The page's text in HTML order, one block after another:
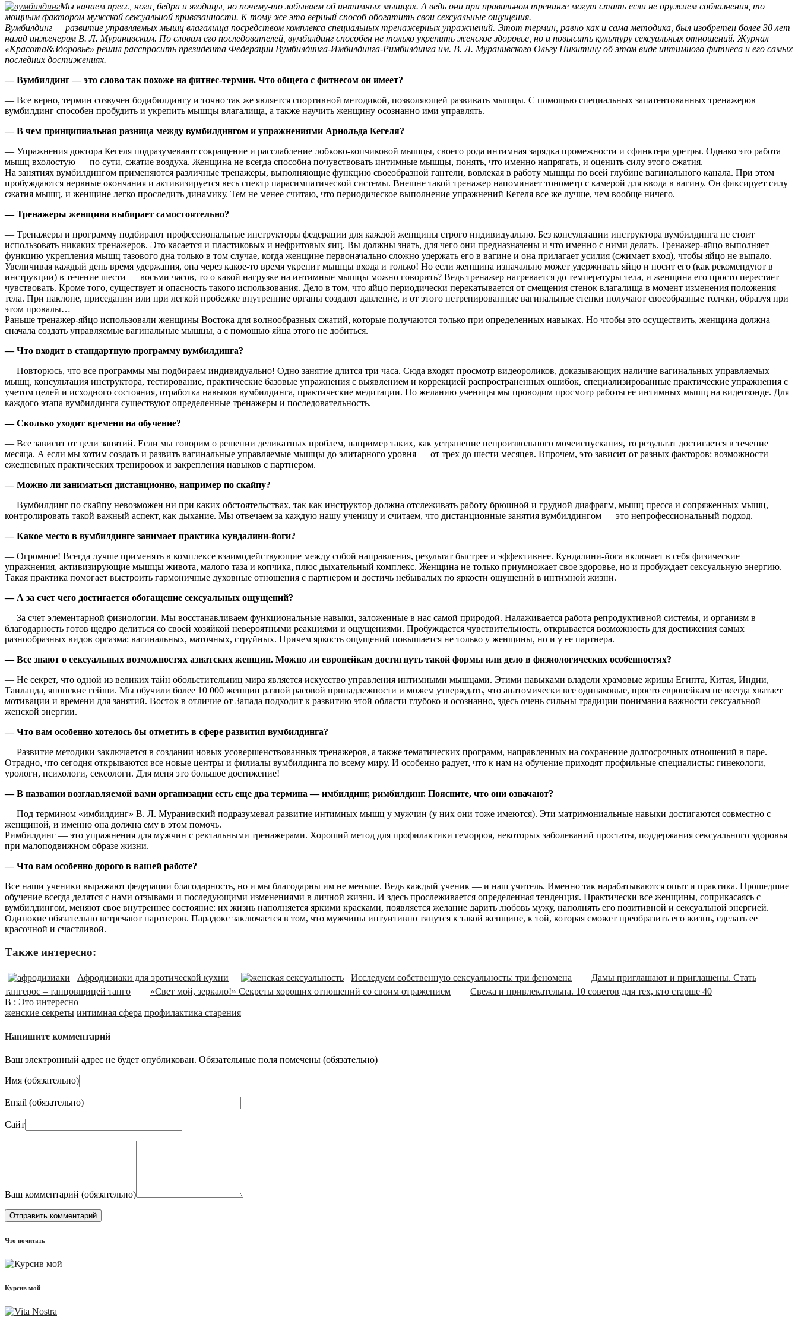
Мы качаем пресс, ноги, бедра и ягодицы, но почему-то забываем об интимных мышцах. А ведь они при правильном тренинге могут стать если не оружием соблазнения, то
мощным фактором мужской сексуальной привязанности. К тому же это верный способ обогатить свои сексуальные ощущения.
Вумбилдинг — развитие управляемых мышц влагалища посредством комплекса специальных тренажерных упражнений. Этот термин, равно как и сама методика, был изобретен более 30 лет
назад инженером В. Л. Муранивским. По словам его последователей, вумбилдинг способен не только укрепить женское здоровье, но и повысить культуру сексуальных отношений. Журнал
«Красота&Здоровье» решил расспросить президента Федерации Вумбилдинга-Имбилдинга-Римбилдинга им. В. Л. Муранивского Ольгу Никитину об этом виде интимного фитнеса и его самых
последних достижениях.
— Вумбилдинг — это слово так похоже на фитнес-термин. Что общего с фитнесом он имеет?
— Все верно, термин созвучен бодибилдингу и точно так же является спортивной методикой, позволяющей развивать мышцы. С помощью специальных запатентованных тренажеров
вумбилдинг способен пробудить и укрепить мышцы влагалища, а также научить женщину осознанно ими управлять.
— В чем принципиальная разница между вумбилдингом и упражнениями Арнольда Кегеля?
— Упражнения доктора Кегеля подразумевают сокращение и расслабление лобково-копчиковой мышцы, своего рода интимная зарядка промежности и сфинктера уретры. Однако это работа
мышц вхолостую — по сути, сжатие воздуха. Женщина не всегда способна почувствовать интимные мышцы, понять, что именно напрягать, и оценить силу этого сжатия.
На занятиях вумбилдингом применяются различные тренажеры, выполняющие функцию своеобразной гантели, вовлекая в работу мышцы по всей глубине вагинального канала. При этом
пробуждаются нервные окончания и активизируется весь спектр парасимпатической системы. Внешне такой тренажер напоминает тонометр с камерой для ввода в вагину. Он фиксирует силу
сжатия мышц, и женщине легко проследить динамику. Тем не менее считаю, что периодическое выполнение упражнений Кегеля все же лучше, чем вообще ничего.
— Тренажеры женщина выбирает самостоятельно?
— Тренажеры и программу подбирают профессиональные инструкторы федерации для каждой женщины строго индивидуально. Без консультации инструктора вумбилдинга не стоит
использовать никаких тренажеров. Это касается и пластиковых и нефритовых яиц. Вы должны знать, для чего они предназначены и что именно с ними делать. Тренажер-яйцо выполняет
функцию укрепления мышц тазового дна только в том случае, когда женщине первоначально сложно удержать его в вагине и она прилагает усилия (сжимает вход), чтобы яйцо не выпало.
Увеличивая каждый день время удержания, она через какое-то время укрепит мышцы входа и только! Но если женщина изначально может удерживать яйцо и носит его (как рекомендуют в
инструкции) в течение шести — восьми часов, то о какой нагрузке на интимные мышцы можно говорить? Ведь тренажер нагревается до температуры тела, и женщина его просто перестает
чувствовать. Кроме того, существует и опасность такого использования. Дело в том, что яйцо периодически перекатывается от смещения стенок влагалища в момент изменения положения
тела. При наклоне, приседании или при легкой пробежке внутренние органы создают давление, и от этого нетренированные вагинальные стенки получают своеобразные толчки, образуя при
этом провалы…
Раньше тренажер-яйцо использовали женщины Востока для волнообразных сжатий, которые получаются только при определенных навыках. Но чтобы это осуществить, женщина должна
сначала создать управляемые вагинальные мышцы, а с помощью яйца этого не добиться.
— Что входит в стандартную программу вумбилдинга?
— Повторюсь, что все программы мы подбираем индивидуально! Одно занятие длится три часа. Сюда входят просмотр видеороликов, доказывающих наличие вагинальных управляемых
мышц, консультация инструктора, тестирование, практические базовые упражнения с выявлением и коррекцией распространенных ошибок, специализированные практические упражнения с
учетом целей и исходного состояния, отработка навыков вумбилдинга, практические медитации. По желанию ученицы мы проводим просмотр работы ее интимных мышц на видеозонде. Для
каждого этапа вумбилдинга существуют определенные тренажеры и последовательность.
— Сколько уходит времени на обучение?
— Все зависит от цели занятий. Если мы говорим о решении деликатных проблем, например таких, как устранение непроизвольного мочеиспускания, то результат достигается в течение
месяца. А если мы хотим создать и развить вагинальные управляемые мышцы до элитарного уровня — от трех до шести месяцев. Впрочем, это зависит от разных факторов: возможности
ежедневных практических тренировок и закрепления навыков с партнером.
— Можно ли заниматься дистанционно, например по скайпу?
— Вумбилдинг по скайпу невозможен ни при каких обстоятельствах, так как инструктор должна отслеживать работу брюшной и грудной диафрагм, мышц пресса и сопряженных мышц,
контролировать такой важный аспект, как дыхание. Мы отвечаем за каждую нашу ученицу и считаем, что дистанционные занятия вумбилдингом — это непрофессиональный подход.
— Какое место в вумбилдинге занимает практика кундалини-йоги?
— Огромное! Всегда лучше применять в комплексе взаимодействующие между собой направления, результат быстрее и эффективнее. Кундалини-йога включает в себя физические
упражнения, активизирующие мышцы живота, малого таза и копчика, плюс дыхательный комплекс. Женщина не только приумножает свое здоровье, но и пробуждает сексуальную энергию.
Такая практика помогает выстроить гармоничные духовные отношения с партнером и достичь небывалых по яркости ощущений в интимной жизни.
— А за счет чего достигается обогащение сексуальных ощущений?
— За счет элементарной физиологии. Мы восстанавливаем функциональные навыки, заложенные в нас самой природой. Налаживается работа репродуктивной системы, и организм в
благодарность готов щедро делиться со своей хозяйкой невероятными реакциями и ощущениями. Пробуждается чувствительность, открывается возможность для достижения самых
разнообразных видов оргазма: вагинальных, маточных, струйных. Причем яркость ощущений повышается не только у женщины, но и у ее партнера.
— Все знают о сексуальных возможностях азиатских женщин. Можно ли европейкам достигнуть такой формы или дело в физиологических особенностях?
— Не секрет, что одной из великих тайн обольстительниц мира является искусство управления интимными мышцами. Этими навыками владели храмовые жрицы Египта, Китая, Индии,
Таиланда, японские гейши. Мы обучили более 10 000 женщин разной расовой принадлежности и можем утверждать, что анатомически все одинаковые, просто европейкам не всегда хватает
мотивации и времени для занятий. Восток в отличие от Запада подходит к развитию этой области глубоко и осознанно, здесь очень сильны традиции понимания важности сексуальной
женской энергии.
— Что вам особенно хотелось бы отметить в сфере развития вумбилдинга?
— Развитие методики заключается в создании новых усовершенствованных тренажеров, а также тематических программ, направленных на сохранение долгосрочных отношений в паре.
Отрадно, что сегодня открываются все новые центры и филиалы вумбилдинга по всему миру. И особенно радует, что к нам на обучение приходят профильные специалисты: гинекологи,
урологи, психологи, сексологи. Для меня это большое достижение!
— В названии возглавляемой вами организации есть еще два термина — имбилдинг, римбилдинг. Поясните, что они означают?
— Под термином «имбилдинг» В. Л. Муранивский подразумевал развитие интимных мышц у мужчин (у них они тоже имеются). Эти матримониальные навыки достигаются совместно с
женщиной, и именно она должна ему в этом помочь.
Римбилдинг — это упражнения для мужчин с ректальными тренажерами. Хороший метод для профилактики геморроя, некоторых заболеваний простаты, поддержания сексуального здоровья
при малоподвижном образе жизни.
— Что вам особенно дорого в вашей работе?
Все наши ученики выражают федерации благодарность, но и мы благодарны им не меньше. Ведь каждый ученик — и наш учитель. Именно так нарабатываются опыт и практика. Прошедшие
обучение всегда делятся с нами отзывами и последующими изменениями в личной жизни. И здесь прослеживается определенная тенденция. Практически все женщины, соприкасаясь с
вумбилдингом, меняют свое внутреннее состояние: их жизнь наполняется яркими красками, появляется желание дарить любовь мужу, наполнять его позитивной и сексуальной энергией.
Одинокие обязательно встречают партнеров. Парадокс заключается в том, что мужчины интуитивно тянутся к такой женщине, к той, которая сможет преобразить его жизнь, сделать ее
красочной и счастливой.
Также интересно:
Афродизиаки для эротической кухни Исследуем собственную сексуальность: три феномена
Дамы приглашают и приглашены. Стать
тангерос – танцовщицей танго
«Свет мой, зеркало!» Секреты хороших отношений со своим отражением
Свежа и привлекательна. 10 советов для тех, кто старше 40
В : Это интересно
женские секреты интимная сфера профилактика старения
Напишите комментарий
Ваш электронный адрес не будет опубликован. Обязательные поля помечены (обязательно)
Имя (обязательно)
Email (обязательно)
Сайт
Ваш комментарий (обязательно)
Что почитать
Курсив мой